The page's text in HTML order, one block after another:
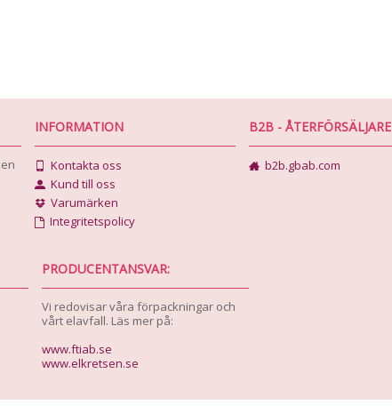
INFORMATION
Kontakta oss
Kund till oss
Varumärken
Integritetspolicy
B2B - ÅTERFÖRSÄLJARE
b2b.gbab.com
PRODUCENTANSVAR:
Vi redovisar våra förpackningar och
vårt elavfall. Läs mer på:
www.ftiab.se
www.elkretsen.se